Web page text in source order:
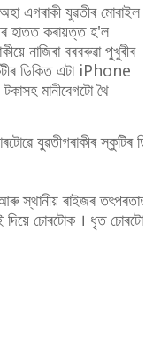
এগৰাকী যুৱতীৰ মোবাইল
হাতত কৰায়ত্ত হ'ল
নাজিৰা বৰবৰুৱা পুখুৰীৰ
ডিকিত এটা iPhone
মানীবেগটো থৈ
যুৱতীগৰাকীৰ
স্থানীয় ৰাইজৰ তৎপৰতাত
চোৰটোক । ধৃত চোৰটো